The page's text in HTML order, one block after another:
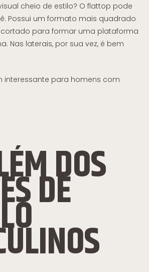
cheio de estilo? O flattop pode
Possui um formato mais quadrado
para formar uma plataforma
Nas laterais, por sua vez, é bem
interessante para homens com
DOS
DE